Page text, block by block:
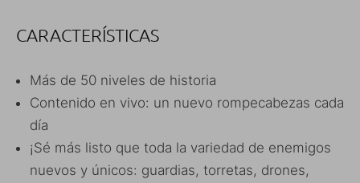
CARACTERÍSTICAS
Más de 50 niveles de historia
Contenido en vivo: un nuevo rompecabezas cada
día
¡Sé más listo que toda la variedad de enemigos
nuevos y únicos: guardias, torretas, drones,